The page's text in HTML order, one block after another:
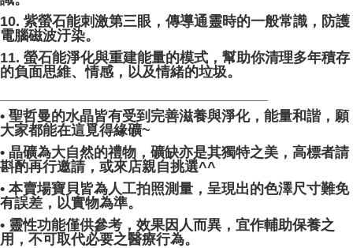
10. 紫螢石能刺激第三眼，傳導通靈時的一般常識，防護
電腦磁波汙染。
11. 螢石能淨化與重建能量的模式，幫助你清理多年積存
的負面思維、情感，以及情緒的垃圾。
• 聖哲曼的水晶皆有受到完善滋養與淨化，能量和諧，願
大家都能在這覓得緣礦~
• 晶礦為大自然的禮物，礦缺亦是其獨特之美，高標者請
斟酌再行邀請，或來店親自挑選^^
• 本賣場寶貝皆為人工拍照測量，呈現出的色澤尺寸難免
有誤差，以實物為準。
• 靈性功能僅供參考，效果因人而異，宜作輔助保養之
用，不可取代必要之醫療行為。